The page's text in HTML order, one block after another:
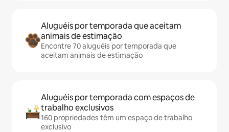
Aluguéis por temporada que aceitam
animais de estimação
Encontre 70 aluguéis por temporada que
aceitam animais de estimação
Aluguéis por temporada com espaços de
trabalho exclusivos
160 propriedades têm um espaço de trabalho
exclusivo